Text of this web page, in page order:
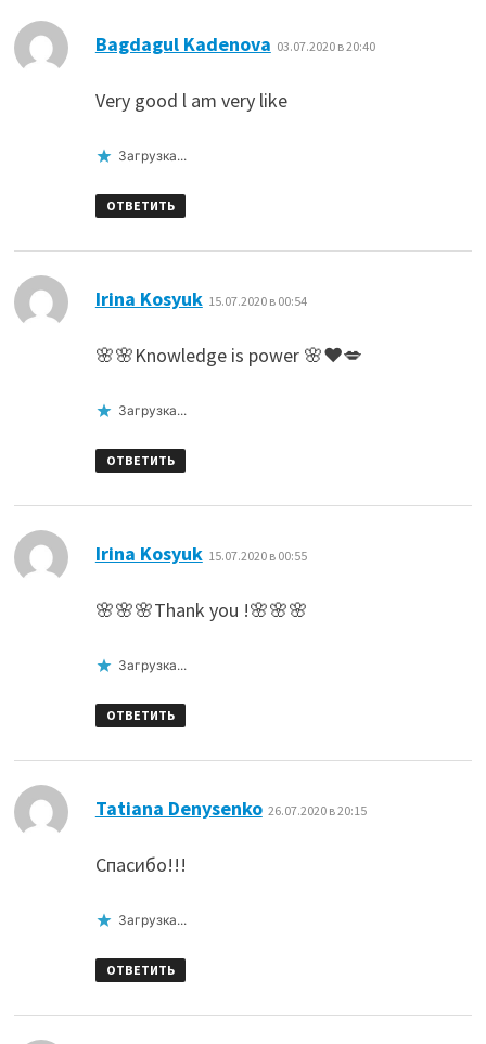
Bagdagul Kadenova 03.07.2020 в 20:40
Very good l am very like
Загрузка...
ОТВЕТИТЬ
Irina Kosyuk: 15.07.2020 в 00:54
🌸🌸Knowledge is power 🌸❤️💋
Загрузка...
ОТВЕТИТЬ
Irina Kosyuk: 15.07.2020 в 00:55
🌸🌸🌸Thank you !🌸🌸🌸
Загрузка...
ОТВЕТИТЬ
Tatiana Denysenko: 26.07.2020 в 20:15
Спасибо!!!
Загрузка...
ОТВЕТИТЬ